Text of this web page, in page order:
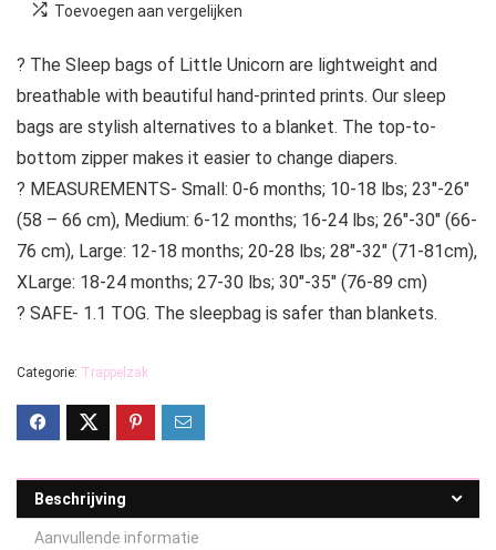
Toevoegen aan vergelijken
? The Sleep bags of Little Unicorn are lightweight and
breathable with beautiful hand-printed prints. Our sleep
bags are stylish alternatives to a blanket. The top-to-
bottom zipper makes it easier to change diapers.
? MEASUREMENTS- Small: 0-6 months; 10-18 lbs; 23″-26″
(58 – 66 cm), Medium: 6-12 months; 16-24 lbs; 26″-30″ (66-
76 cm), Large: 12-18 months; 20-28 lbs; 28″-32″ (71-81cm),
XLarge: 18-24 months; 27-30 lbs; 30″-35″ (76-89 cm)
? SAFE- 1.1 TOG. The sleepbag is safer than blankets.
Categorie: Trappelzak
Beschrijving
Aanvullende informatie